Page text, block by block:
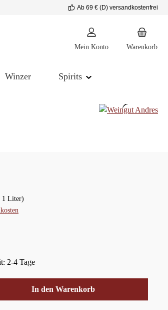
Ab 69 € (D) versandkostenfrei
Mein Konto Warenkorb
Winzer Spirits
1 Liter)
2-4 Tage
Wert ein oder benutze die Schaltflächen um die
In den Warenkorb